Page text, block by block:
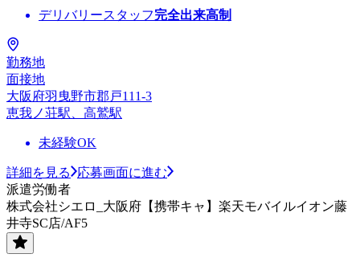
デリバリースタッフ完全出来高制
勤務地
面接地
大阪府羽曳野市郡戸111-3
恵我ノ荘駅、高鷲駅
未経験OK
詳細を見る
応募画面に進む
派遣労働者
株式会社シエロ_大阪府【携帯キャ】楽天モバイルイオン藤
井寺SC店/AF5